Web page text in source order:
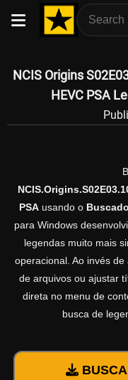
NCIS Origins
HEVC PSA
PSAusando o
para Windows
legendas muito mais
operacional. Ao invés
de arquivos ou ajustar
direta no menu de
busca de